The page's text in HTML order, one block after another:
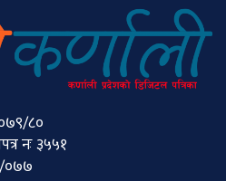
८०
नः ३५५१
०७७